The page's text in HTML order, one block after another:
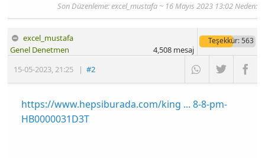
Son Düzenleme: excel_mustafa ~ 16 Mayıs 2023 13:02 Neden:
excel_mustafa
15-05-2023,21:25 |#2
Genel Denetmen
Teşekkür: 563
4,508mesaj
https://www.hepsiburada.com/king ... 8-8-pm-
HB0000031D3T